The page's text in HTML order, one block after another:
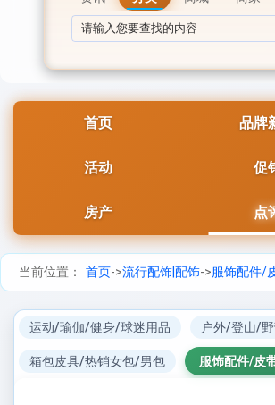
首页 品牌
活动 促
房产 点
当前位置： 首页->流行配饰|配饰->服饰配件/
运动/瑜伽/健身/球迷用品 户外/登山/
箱包皮具/热销女包/男包 服饰配件/皮